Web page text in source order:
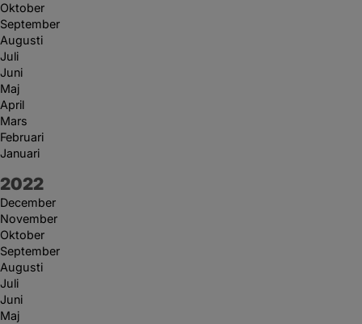
Oktober
September
Augusti
Juli
Juni
Maj
April
Mars
Februari
Januari
År:
2022
December
November
Oktober
September
Augusti
Juli
Juni
Maj